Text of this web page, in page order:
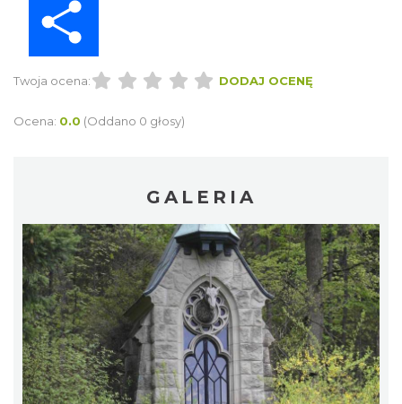
Twoja ocena: DODAJ OCENĘ
Ocena: 0.0 (Oddano 0 głosy)
GALERIA